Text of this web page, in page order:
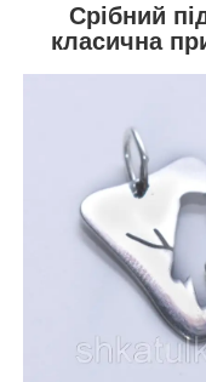
Срібний
класична